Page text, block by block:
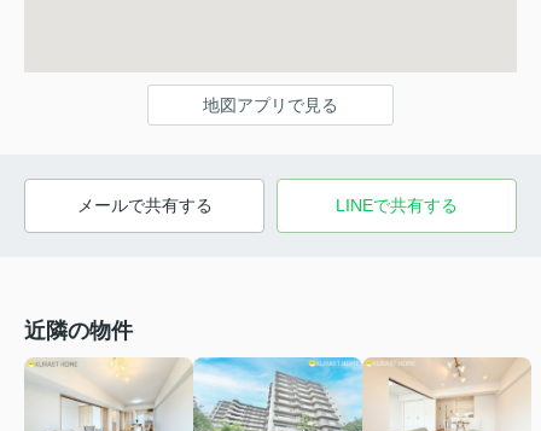
地図アプリで見る
メールで共有する LINEで共有する
近隣の物件